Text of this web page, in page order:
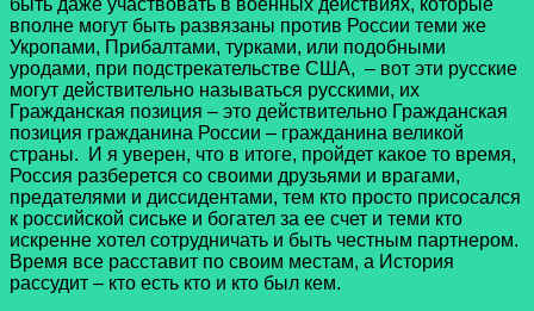
вполне могут быть развязаны против России теми же
Укропами, Прибалтами, турками, или подобными
уродами, при подстрекательстве США, – вот эти русские
могут действительно называться русскими, их
Гражданская позиция – это действительно Гражданская
позиция гражданина России – гражданина великой
страны. И я уверен, что в итоге, пройдет какое то время,
Россия разберется со своими друзьями и врагами,
предателями и диссидентами, тем кто просто присосался
к российской сиське и богател за ее счет и теми кто
искренне хотел сотрудничать и быть честным партнером.
Время все расставит по своим местам, а История
рассудит – кто есть кто и кто был кем.